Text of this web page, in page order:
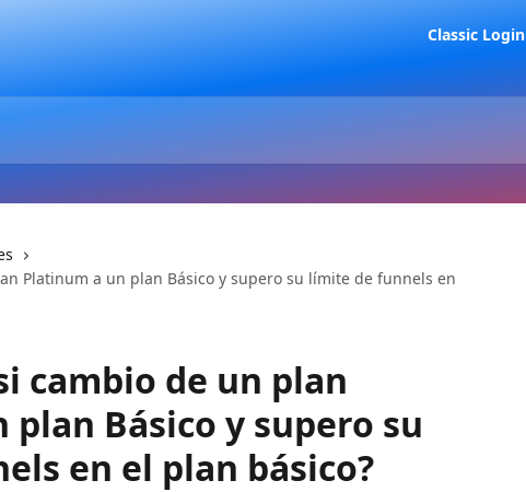
Classic Login
Platinum a un plan Básico y supero su límite de funnels en
cambio de un plan
Básico y supero su
en el plan básico?